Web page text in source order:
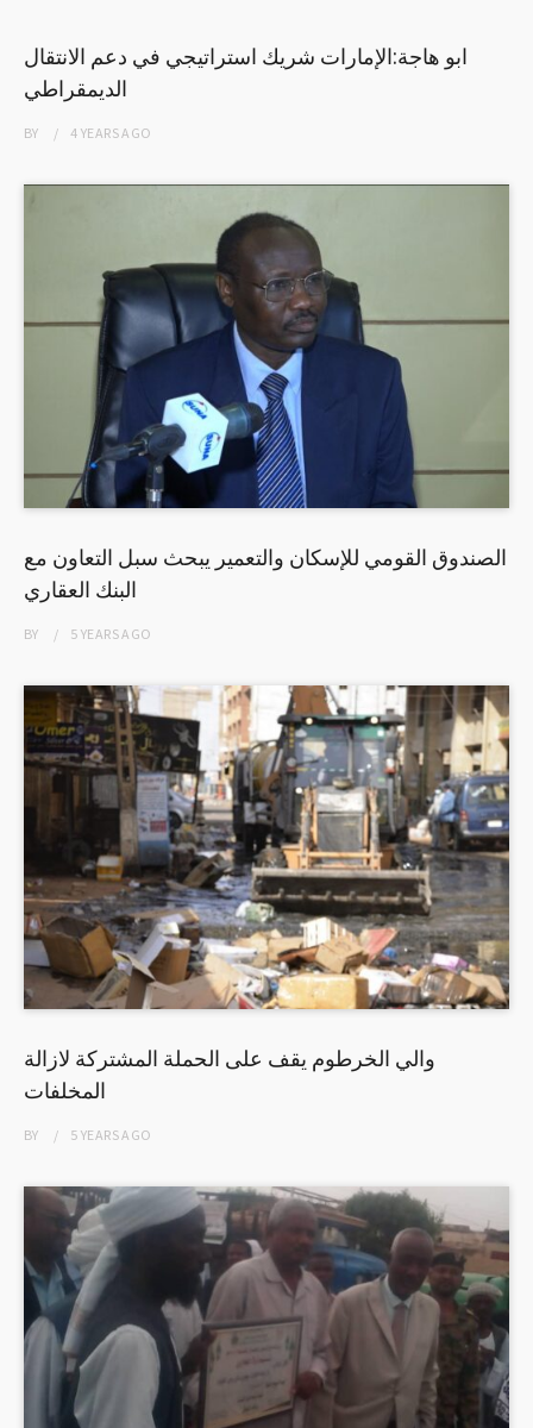
ابو هاجة:الإمارات شريك استراتيجي في دعم الانتقال
الديمقراطي
BY 4 YEARSAGO
الصندوق القومي للإسكان والتعمير يبحث سبل التعاون مع
البنك العقاري
BY 5 YEARSAGO
والي الخرطوم يقف على الحملة المشتركة لازالة
المخلفات
BY 5 YEARSAGO